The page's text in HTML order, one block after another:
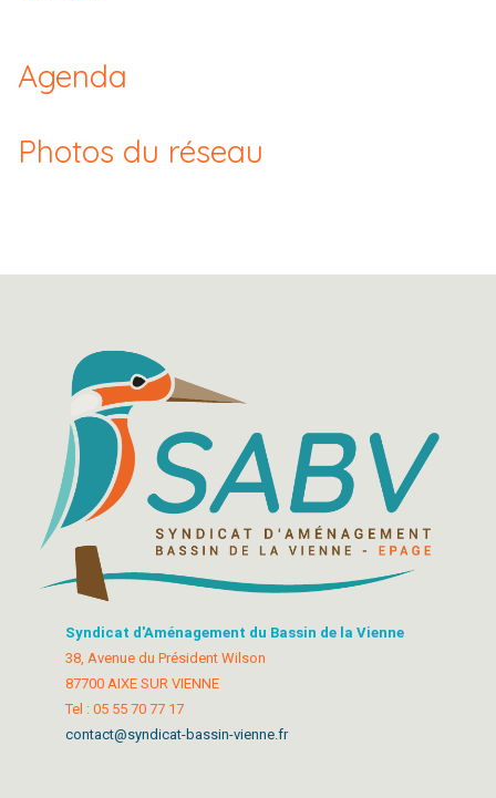
Agenda
Photos du réseau
Syndicat d'Aménagement du Bassin de la Vienne
38, Avenue du Président Wilson
87700 AIXE SUR VIENNE
Tel : 05 55 70 77 17
contact@syndicat-bassin-vienne.fr